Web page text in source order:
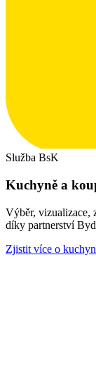
Služba BsK
Kuchyně a
Výběr, vizualizace,
díky partnerství
Zjistit více o